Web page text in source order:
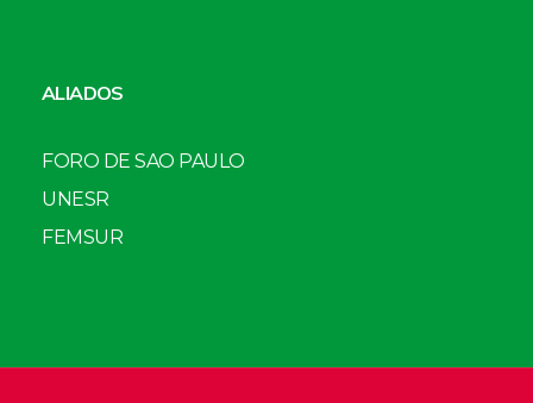
ALIADOS
FORO DE SAO PAULO
UNESR
FEMSUR